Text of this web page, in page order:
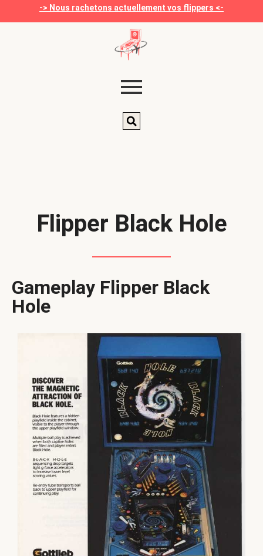
-> Nous rachetons actuellement vos flippers <-
Flipper Black Hole
Gameplay Flipper Black
Hole